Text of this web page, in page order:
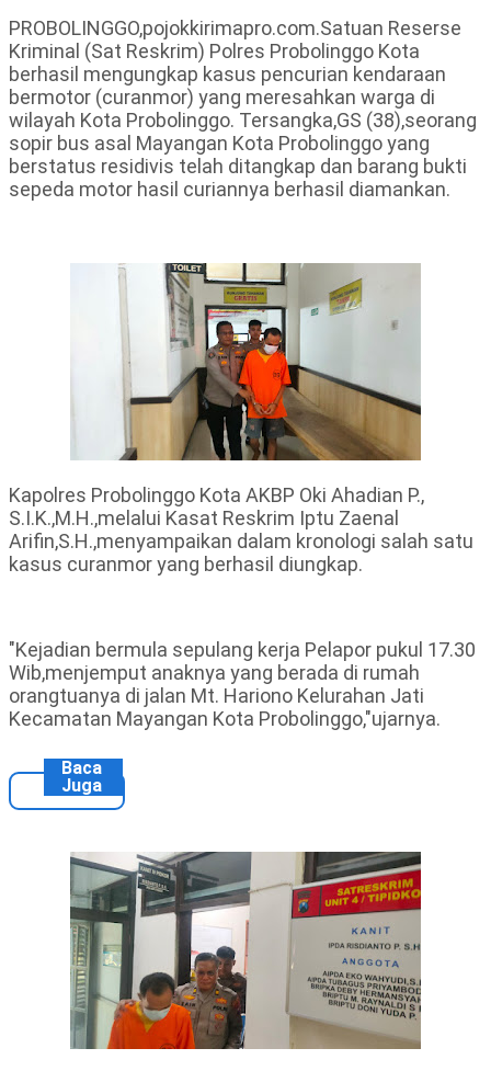
PROBOLINGGO,pojokkirimapro.com.Satuan Reserse
Kriminal (Sat Reskrim) Polres Probolinggo Kota
berhasil mengungkap kasus pencurian kendaraan
bermotor (curanmor) yang meresahkan warga di
wilayah Kota Probolinggo. Tersangka,GS (38),seorang
sopir bus asal Mayangan Kota Probolinggo yang
berstatus residivis telah ditangkap dan barang bukti
sepeda motor hasil curiannya berhasil diamankan.
Kapolres Probolinggo Kota AKBP Oki Ahadian P.,
S.I.K.,M.H.,melalui Kasat Reskrim Iptu Zaenal
Arifin,S.H.,menyampaikan dalam kronologi salah satu
kasus curanmor yang berhasil diungkap.
"Kejadian bermula sepulang kerja Pelapor pukul 17.30
Wib,menjemput anaknya yang berada di rumah
orangtuanya di jalan Mt. Hariono Kelurahan Jati
Kecamatan Mayangan Kota Probolinggo,"ujarnya.
Baca
Juga